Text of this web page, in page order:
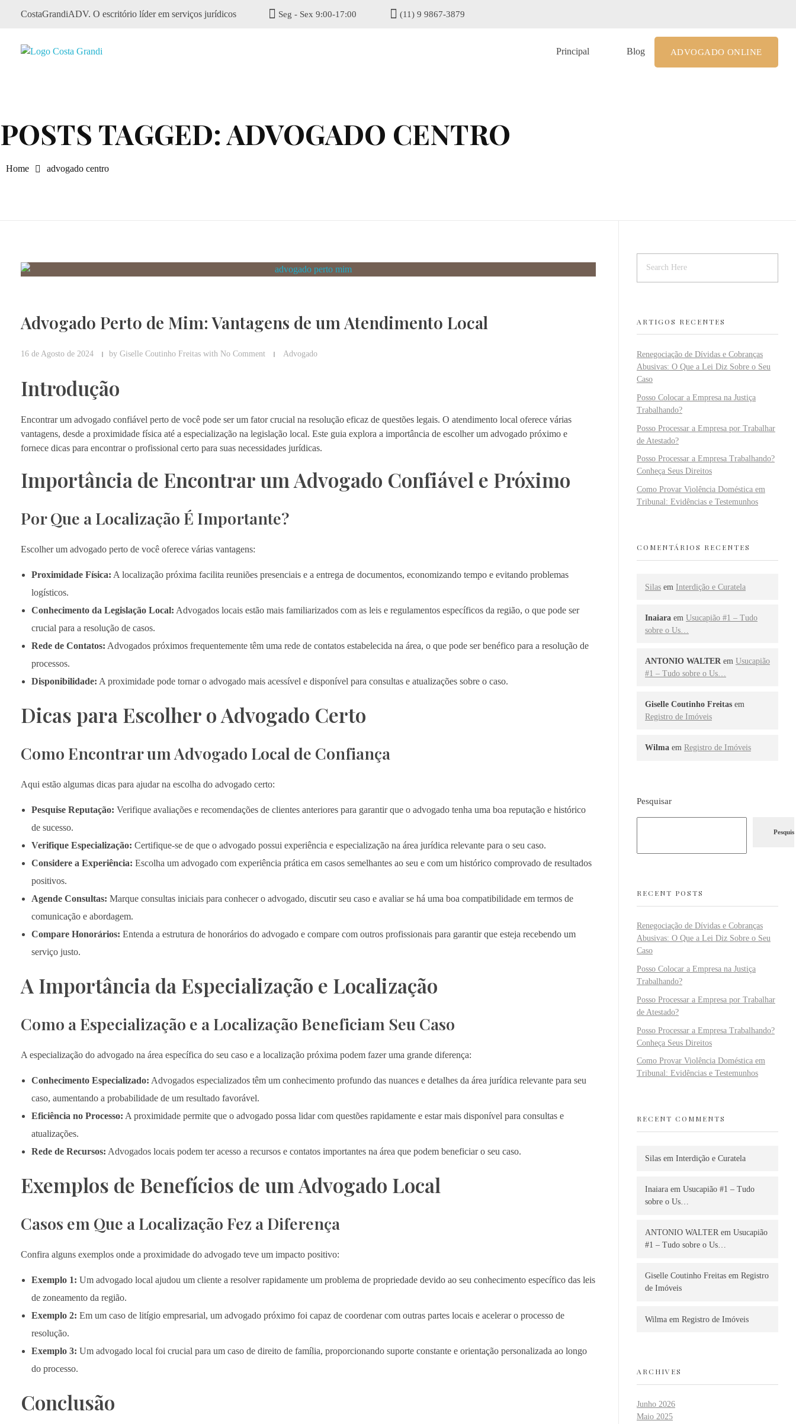
CostaGrandiADV. O escritório líder em serviços jurídicos Seg - Sex 9:00-17:00 (11) 9 9867-3879
Principal Blog ADVOGADO ONLINE
Home advogado centro
POSTS TAGGED: ADVOGADO CENTRO
Advogado Perto de Mim: Vantagens de um Atendimento Local
16 de Agosto de 2024 by Giselle Coutinho Freitas with No Comment Advogado
Introdução
Encontrar um advogado confiável perto de você pode ser um fator crucial na resolução eficaz de questões legais. O atendimento local oferece várias
vantagens, desde a proximidade física até a especialização na legislação local. Este guia explora a importância de escolher um advogado próximo e
fornece dicas para encontrar o profissional certo para suas necessidades jurídicas.
Importância de Encontrar um Advogado Confiável e Próximo
Por Que a Localização É Importante?
Escolher um advogado perto de você oferece várias vantagens:
Proximidade Física: A localização próxima facilita reuniões presenciais e a entrega de documentos, economizando tempo e evitando problemas
logísticos.
Conhecimento da Legislação Local: Advogados locais estão mais familiarizados com as leis e regulamentos específicos da região, o que pode ser
crucial para a resolução de casos.
Rede de Contatos: Advogados próximos frequentemente têm uma rede de contatos estabelecida na área, o que pode ser benéfico para a resolução de
processos.
Disponibilidade: A proximidade pode tornar o advogado mais acessível e disponível para consultas e atualizações sobre o caso.
Dicas para Escolher o Advogado Certo
Como Encontrar um Advogado Local de Confiança
Aqui estão algumas dicas para ajudar na escolha do advogado certo:
Pesquise Reputação: Verifique avaliações e recomendações de clientes anteriores para garantir que o advogado tenha uma boa reputação e histórico
de sucesso.
Verifique Especialização: Certifique-se de que o advogado possui experiência e especialização na área jurídica relevante para o seu caso.
Considere a Experiência: Escolha um advogado com experiência prática em casos semelhantes ao seu e com um histórico comprovado de resultados
positivos.
Agende Consultas: Marque consultas iniciais para conhecer o advogado, discutir seu caso e avaliar se há uma boa compatibilidade em termos de
comunicação e abordagem.
Compare Honorários: Entenda a estrutura de honorários do advogado e compare com outros profissionais para garantir que esteja recebendo um
serviço justo.
A Importância da Especialização e Localização
Como a Especialização e a Localização Beneficiam Seu Caso
A especialização do advogado na área específica do seu caso e a localização próxima podem fazer uma grande diferença:
Conhecimento Especializado: Advogados especializados têm um conhecimento profundo das nuances e detalhes da área jurídica relevante para seu
caso, aumentando a probabilidade de um resultado favorável.
Eficiência no Processo: A proximidade permite que o advogado possa lidar com questões rapidamente e estar mais disponível para consultas e
atualizações.
Rede de Recursos: Advogados locais podem ter acesso a recursos e contatos importantes na área que podem beneficiar o seu caso.
Exemplos de Benefícios de um Advogado Local
Casos em Que a Localização Fez a Diferença
Confira alguns exemplos onde a proximidade do advogado teve um impacto positivo:
Exemplo 1: Um advogado local ajudou um cliente a resolver rapidamente um problema de propriedade devido ao seu conhecimento específico das leis
de zoneamento da região.
Exemplo 2: Em um caso de litígio empresarial, um advogado próximo foi capaz de coordenar com outras partes locais e acelerar o processo de
resolução.
Exemplo 3: Um advogado local foi crucial para um caso de direito de família, proporcionando suporte constante e orientação personalizada ao longo
do processo.
Conclusão
ARTIGOS RECENTES
Renegociação de Dívidas e Cobranças
Abusivas: O Que a Lei Diz Sobre o Seu
Caso
Posso Colocar a Empresa na Justiça
Trabalhando?
Posso Processar a Empresa por Trabalhar
de Atestado?
Posso Processar a Empresa Trabalhando?
Conheça Seus Direitos
Como Provar Violência Doméstica em
Tribunal: Evidências e Testemunhos
COMENTÁRIOS RECENTES
Silas em Interdição e Curatela
Inaiara em Usucapião #1 – Tudo
sobre o Us…
ANTONIO WALTER em Usucapião
#1 – Tudo sobre o Us…
Giselle Coutinho Freitas em
Registro de Imóveis
Wilma em Registro de Imóveis
Pesquisar
RECENT POSTS
Renegociação de Dívidas e Cobranças
Abusivas: O Que a Lei Diz Sobre o Seu
Caso
Posso Colocar a Empresa na Justiça
Trabalhando?
Posso Processar a Empresa por Trabalhar
de Atestado?
Posso Processar a Empresa Trabalhando?
Conheça Seus Direitos
Como Provar Violência Doméstica em
Tribunal: Evidências e Testemunhos
RECENT COMMENTS
Silas em Interdição e Curatela
Inaiara em Usucapião #1 – Tudo
sobre o Us…
ANTONIO WALTER em Usucapião
#1 – Tudo sobre o Us…
Giselle Coutinho Freitas em Registro
de Imóveis
Wilma em Registro de Imóveis
ARCHIVES
Junho 2026
Maio 2025